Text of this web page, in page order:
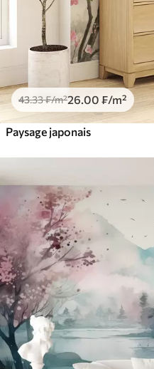
43.33₣/m²26 .00 ₣/m²
Paysage japonais